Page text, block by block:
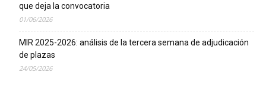
que deja la convocatoria
01/06/2026
MIR 2025-2026: análisis de la tercera semana de adjudicación
de plazas
24/05/2026